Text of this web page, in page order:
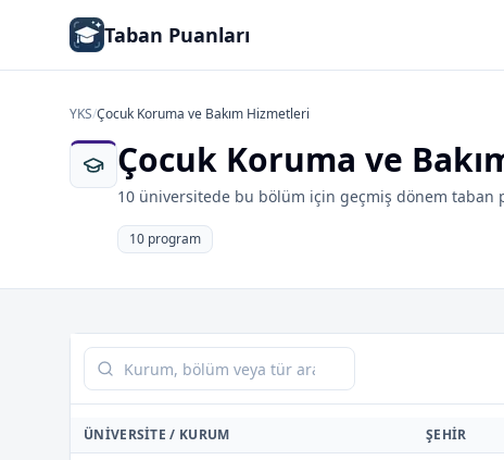
Taban Puanları
YKS/Çocuk Koruma ve Bakım Hizmetleri
Çocuk Koruma ve
10 üniversitede bu bölüm için geçmiş dönem taban
10 program
Tabloda ara
ÜNIVERSITE / KURUM ŞEHIR